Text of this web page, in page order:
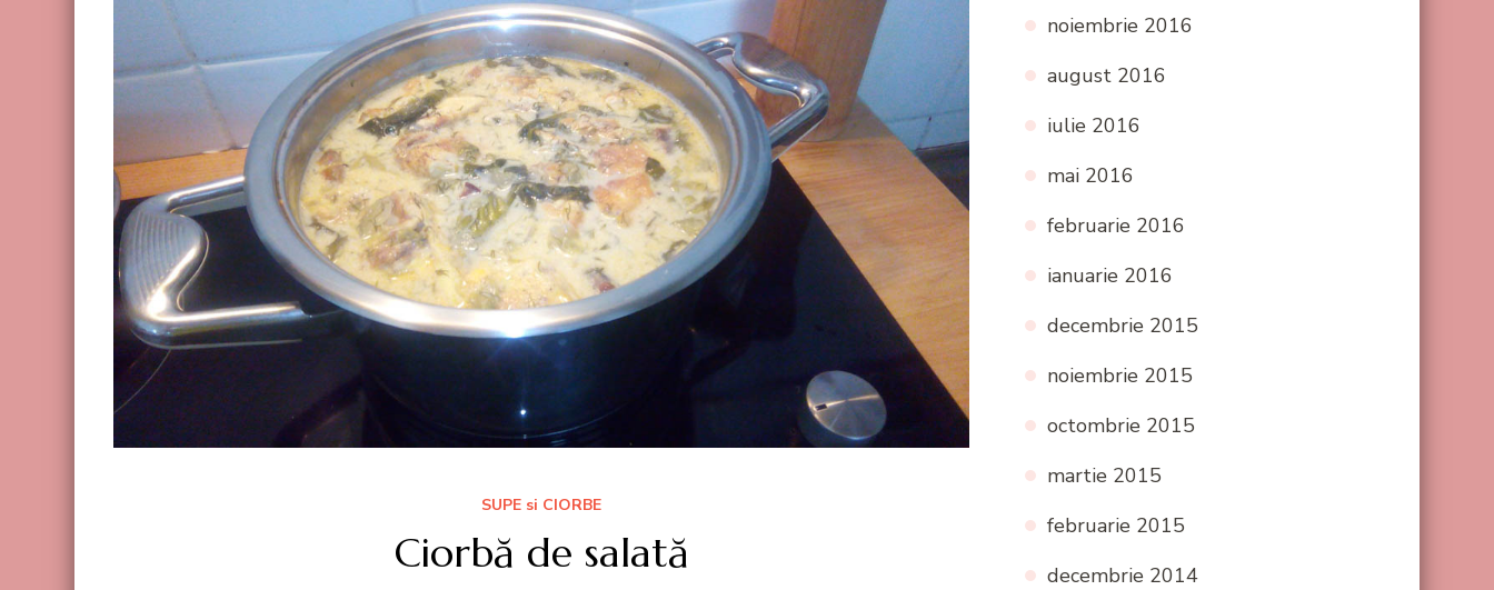
SUPE si CIORBE
Ciorbă de salată
noiembrie 2016
august 2016
iulie 2016
mai 2016
februarie 2016
ianuarie 2016
decembrie 2015
noiembrie 2015
octombrie 2015
martie 2015
februarie 2015
decembrie 2014